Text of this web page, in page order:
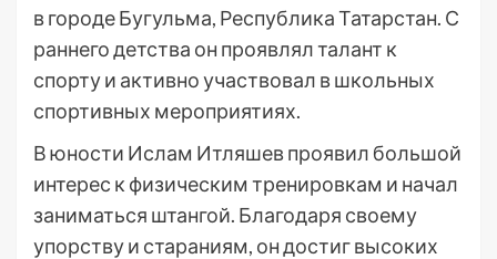
в городе Бугульма, Республика Татарстан. С
раннего детства он проявлял талант к
спорту и активно участвовал в школьных
спортивных мероприятиях.
В юности Ислам Итляшев проявил большой
интерес к физическим тренировкам и начал
заниматься штангой. Благодаря своему
упорству и стараниям, он достиг высоких